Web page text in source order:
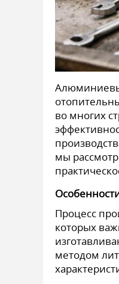
во многих
мы
Процесс
которых
методом